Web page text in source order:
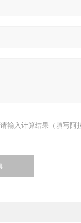
请输入计算结果（填写阿